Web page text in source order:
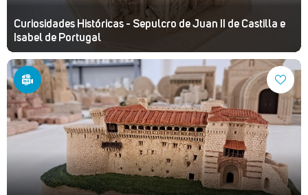
Curiosidades Históricas - Sepulcro de Juan II de Castilla e
Isabel de Portugal